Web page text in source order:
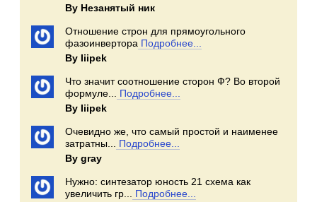
By Незанятый ник
Отношение строн для прямоугольного
фазоинвертора Подробнее...
By Iiipek
Что значит соотношение сторон Ф? Во второй
формуле... Подробнее...
By Iiipek
Очевидно же, что самый простой и наименее
затратны... Подробнее...
By gray
Нужно: синтезатор юность 21 схема как
увеличить гр... Подробнее...